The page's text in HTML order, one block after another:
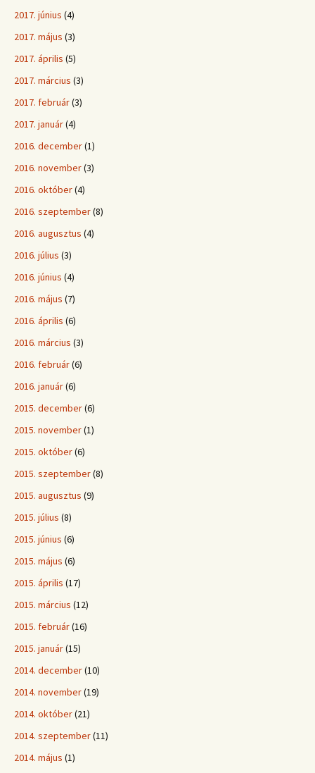
2017. június (4)
2017. május (3)
2017. április (5)
2017. március (3)
2017. február(3)
2017. január(4)
2016. december(1)
2016. november(3)
2016. október(4)
2016. szeptember(8)
2016. augusztus (4)
2016. július (3)
2016. június (4)
2016. május (7)
2016. április (6)
2016. március (3)
2016. február(6)
2016. január(6)
2015. december(6)
2015. november(1)
2015. október(6)
2015. szeptember(8)
2015. augusztus (9)
2015. július (8)
2015. június (6)
2015. május (6)
2015. április (17)
2015. március (12)
2015. február(16)
2015. január(15)
2014. december(10)
2014. november(19)
2014. október(21)
2014. szeptember(11)
2014. május (1)